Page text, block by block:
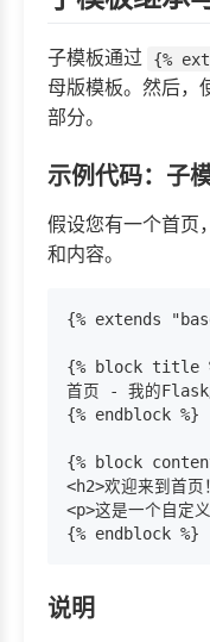
子模板通过 {%
母版模板。然后，
部分。
示例代码：子
假设您有一个首页
和内容。
{% extends
{% block title
首页 - 我的Flask
{% endblock %}
{% block
<h2>欢迎来到首
<p>这是一个自定
说明